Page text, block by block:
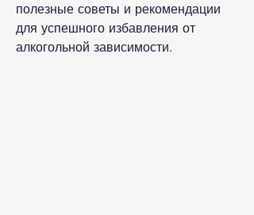
полезные советы и рекомендации
для успешного избавления от
алкогольной зависимости.